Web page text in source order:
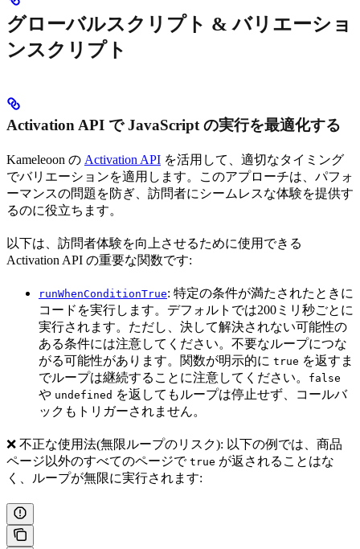
グローバルスクリプト & バリエーショ
ンスクリプト
Activation API で JavaScript の実行を最適化する
Kameleoon の Activation API を活用して、適切なタイミング
でバリエーションを適用します。このアプローチは、パフォ
ーマンスの問題を防ぎ、訪問者にシームレスな体験を提供す
るのに役立ちます。
以下は、訪問者体験を向上させるために使用できる
Activation API の重要な関数です:
runWhenConditionTrue: 特定の条件が満たされたときに
コードを実行します。デフォルトでは200ミリ秒ごとに
実行されます。ただし、決して解決されない可能性の
ある条件には注意してください。不要なループにつな
がる可能性があります。関数が明示的に true を返すま
でループは継続することに注意してください。
false
や undefined を返してもループは停止せず、コールバ
ックもトリガーされません。
❌ 不正な使用法(無限ループのリスク): 以下の例では、商品
ページ以外のすべてのページで true が返されることはな
く、ループが無限に実行されます: